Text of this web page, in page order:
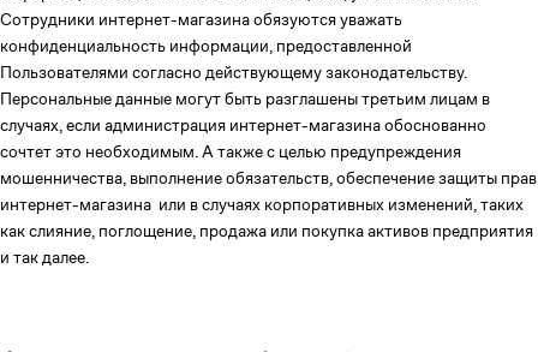
Сотрудники интернет-магазина обязуются уважать
конфиденциальность информации, предоставленной
Пользователями согласно действующему законодательству.
Персональные данные могут быть разглашены третьим лицам в
случаях, если администрация интернет-магазина обоснованно
сочтет это необходимым. А также с целью предупреждения
мошенничества, выполнение обязательств, обеспечение защиты прав
интернет-магазина или в случаях корпоративных изменений, таких
как слияние, поглощение, продажа или покупка активов предприятия
и так далее.